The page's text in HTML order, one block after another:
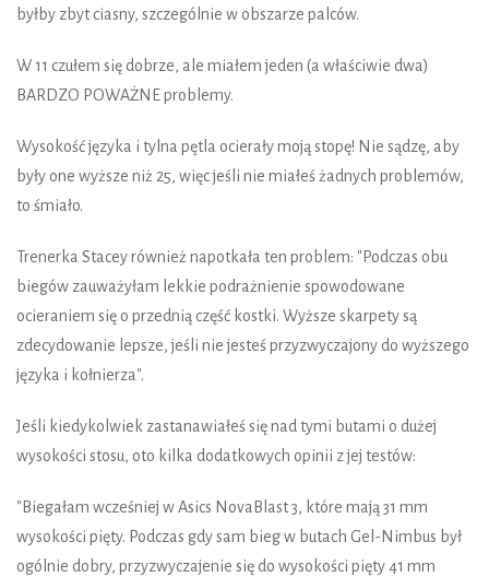
byłby zbyt ciasny, szczególnie w obszarze palców.
W 11 czułem się dobrze, ale miałem jeden (a właściwie dwa)
BARDZO POWAŻNE problemy.
Wysokość języka i tylna pętla ocierały moją stopę! Nie sądzę, aby
były one wyższe niż 25, więc jeśli nie miałeś żadnych problemów,
to śmiało.
Trenerka Stacey również napotkała ten problem: "Podczas obu
biegów zauważyłam lekkie podrażnienie spowodowane
ocieraniem się o przednią część kostki. Wyższe skarpety są
zdecydowanie lepsze, jeśli nie jesteś przyzwyczajony do wyższego
języka i kołnierza".
Jeśli kiedykolwiek zastanawiałeś się nad tymi butami o dużej
wysokości stosu, oto kilka dodatkowych opinii z jej testów:
"Biegałam wcześniej w Asics NovaBlast 3, które mają 31 mm
wysokości pięty. Podczas gdy sam bieg w butach Gel-Nimbus był
ogólnie dobry, przyzwyczajenie się do wysokości pięty 41 mm